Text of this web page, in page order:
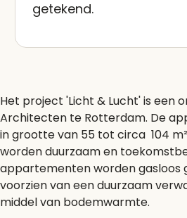
getekend.
Het project 'Licht & Lucht' is een
Architecten te Rotterdam. De
in grootte van 55 tot circa 104
worden duurzaam en
appartementen worden gasloos
voorzien van een duurzaam
middel van bodemwarmte.